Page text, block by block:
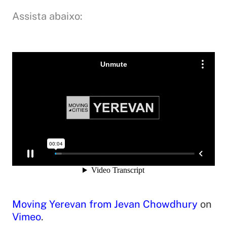
Assista abaixo:
Moving Yerevan from Jevan Chowdhury on
Vimeo.